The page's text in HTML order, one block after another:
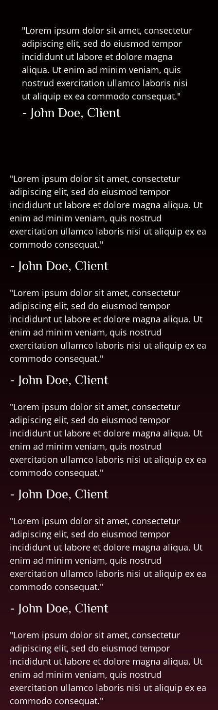
"Lorem ipsum dolor sit amet, consectetur
adipiscing elit, sed do eiusmod tempor
incididunt ut labore et dolore magna
aliqua. Ut enim ad minim veniam, quis
nostrud exercitation ullamco laboris nisi
ut aliquip ex ea commodo consequat."
- John Doe, Client
"Lorem ipsum dolor sit amet, consectetur
adipiscing elit, sed do eiusmod tempor
incididunt ut labore et dolore magna aliqua. Ut
enim ad minim veniam, quis nostrud
exercitation ullamco laboris nisi ut aliquip ex ea
commodo consequat."
- John Doe, Client
"Lorem ipsum dolor sit amet, consectetur
adipiscing elit, sed do eiusmod tempor
incididunt ut labore et dolore magna aliqua. Ut
enim ad minim veniam, quis nostrud
exercitation ullamco laboris nisi ut aliquip ex ea
commodo consequat."
- John Doe, Client
"Lorem ipsum dolor sit amet, consectetur
adipiscing elit, sed do eiusmod tempor
incididunt ut labore et dolore magna aliqua. Ut
enim ad minim veniam, quis nostrud
exercitation ullamco laboris nisi ut aliquip ex ea
commodo consequat."
- John Doe, Client
"Lorem ipsum dolor sit amet, consectetur
adipiscing elit, sed do eiusmod tempor
incididunt ut labore et dolore magna aliqua. Ut
enim ad minim veniam, quis nostrud
exercitation ullamco laboris nisi ut aliquip ex ea
commodo consequat."
- John Doe, Client
"Lorem ipsum dolor sit amet, consectetur
adipiscing elit, sed do eiusmod tempor
incididunt ut labore et dolore magna aliqua. Ut
enim ad minim veniam, quis nostrud
exercitation ullamco laboris nisi ut aliquip ex ea
commodo consequat."